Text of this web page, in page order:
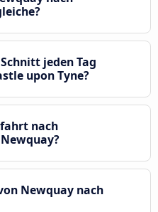
jeden Tag
upon Tyne?
nach
Newquay nach